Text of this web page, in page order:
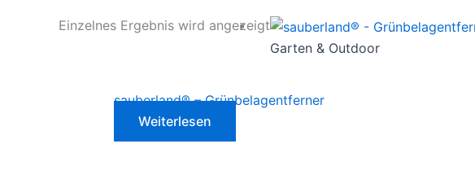
Einzelnes Ergebnis wird angezeigt
Garten & Outdoor
sauberland® – Grünbelagentferner
Weiterlesen